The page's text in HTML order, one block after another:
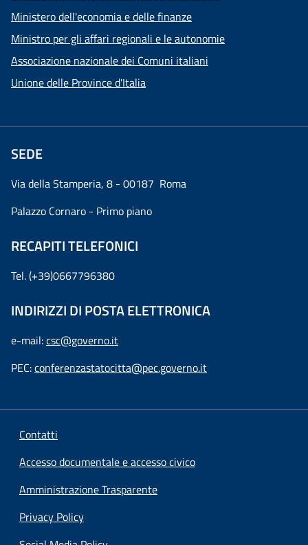
Ministero dell'economia e delle finanze
Ministro per gli affari regionali e le autonomie
Associazione nazionale dei Comuni italiani
Unione delle Province d'Italia
SEDE
Via della Stamperia, 8 - 00187 Roma
Palazzo Cornaro - Primo piano
RECAPITI TELEFONICI
Tel. (+39)0667796380
INDIRIZZI DI POSTA ELETTRONICA
e-mail:csc@governo.it
PEC:conferenzastatocitta@pec.governo.it
Contatti
Accesso documentale e accesso civico
Amministrazione Trasparente
Privacy Policy